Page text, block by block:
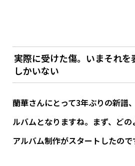
実際に受けた傷。いまそれを
しかいない
蘭華さんにとって3年ぶりの新譜
ルバムとなりますね。まず、ど
アルバム制作がスタートしたので